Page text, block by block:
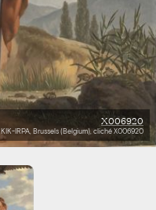
X006920
KIK-IRPA, Brussels (Belgium), cliché X006920